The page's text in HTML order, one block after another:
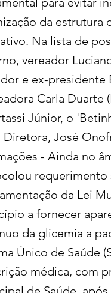
da estrutura
Na lista de
vereador
e ex-presidente
Carla Duarte
Júnior, o
Diretora, José
- Ainda no
requerimento
da Lei
a fornecer
da glicemia a
Único de Saúde
médica, com